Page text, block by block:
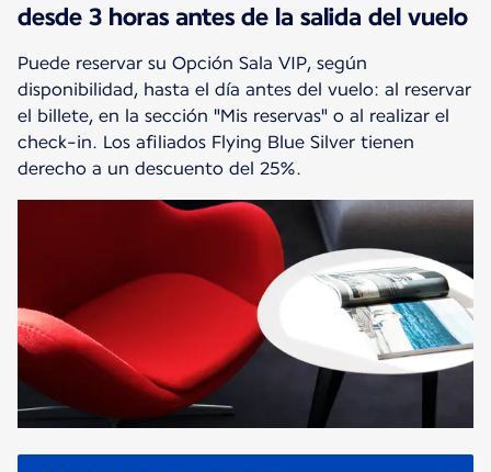
desde 3 horas antes de la salida del vuelo
Puede reservar su Opción Sala VIP, según
disponibilidad, hasta el día antes del vuelo: al reservar
el billete, en la sección "Mis reservas" o al realizar el
check-in. Los afiliados Flying Blue Silver tienen
derecho a un descuento del 25%.